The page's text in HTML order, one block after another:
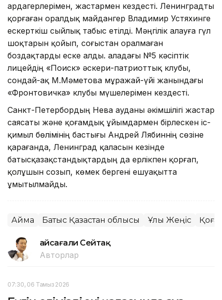
ардагерлерімен, жастармен кездесті. Ленинградты
қорғаған оралдық майдангер Владимир Устяхинге
ескерткіш сыйлық табыс етілді. Мәңгілік алауға гүл
шоқтарын қойып, соғыстан оралмаған
боздақтарды еске алды. Қаладағы №5 кәсіптік
лицейдің «Поиск» әскери-патриоттық клубы,
сондай-ақ М.Мәметова мұражай-үйі жанындағы
«Фронтовичка» клубы мүшелерімен кездесті.
Санкт-Петербордың Нева ауданы әкімшілігі жастар
саясаты және қоғамдық ұйымдармен бірлескен іс-
қимыл бөлімінің бастығы Андрей Лябиннің сөзіне
қарағанда, Ленинград қаласын кезінде
батысқазақстандықтардың да ерлікпен қорғап,
қолұшын созып, көмек бергені ешуақытта
ұмытылмайды.
Аймақ Батыс Қазақстан облысы Ұлы Жеңіс
Ғайсағали Сейтақ
Авторлар
07:30, 06 Тамыз 2026